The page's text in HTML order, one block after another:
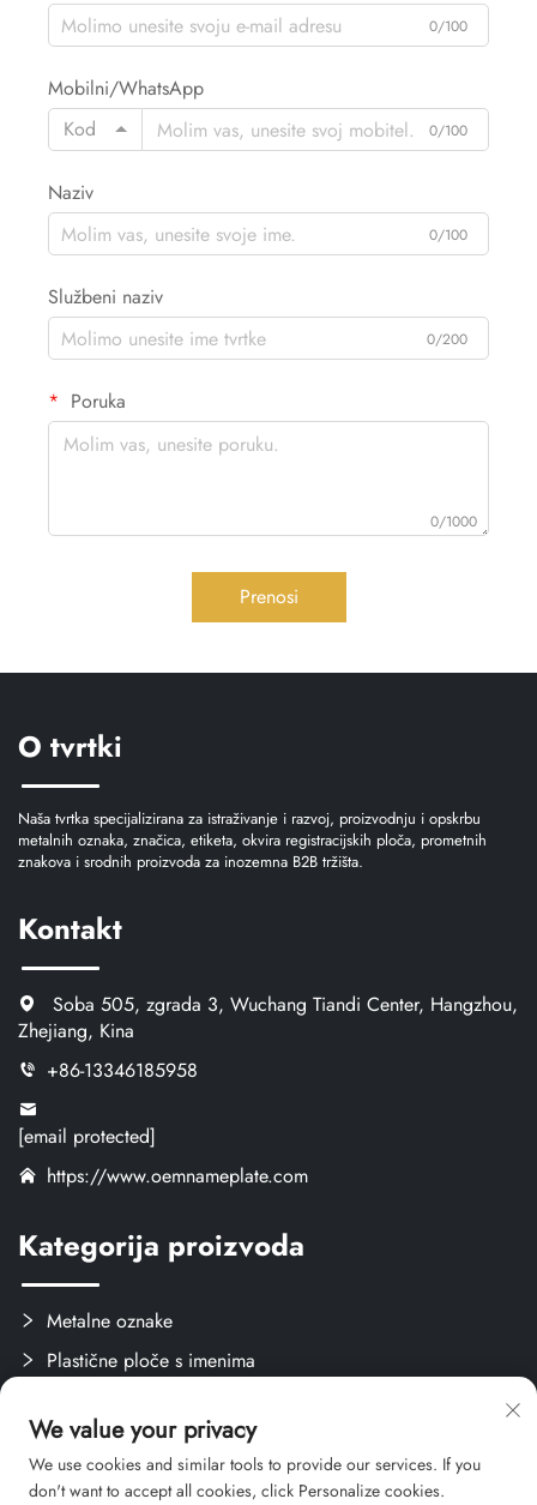
0/100
Mobilni/WhatsApp
Kod
0/100
Naziv
0/100
Službeni naziv
0/200
Poruka
0/1000
Prenosi
O tvrtki
Naša tvrtka specijalizirana za istraživanje i razvoj, proizvodnju i opskrbu
metalnih oznaka, značica, etiketa, okvira registracijskih ploča, prometnih
znakova i srodnih proizvoda za inozemna B2B tržišta.
Kontakt
Soba 505, zgrada 3, Wuchang Tiandi Center, Hangzhou,
Zhejiang, Kina
+86-13346185958
[email protected]
https://www.oemnameplate.com
Kategorija proizvoda
Metalne oznake
Plastične ploče s imenima
Stvari za obuku
We value your privacy
We use cookies and similar tools to provide our services. If you
don't want to accept all cookies, click Personalize cookies.